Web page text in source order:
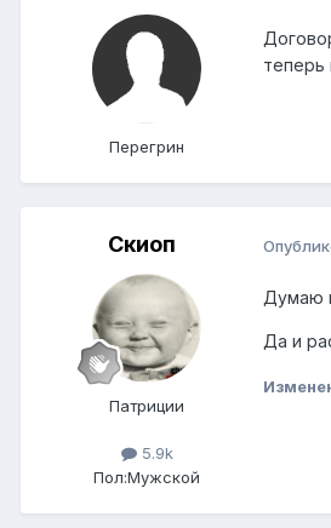
Перегрин
теперь
Скиоп
Патриции
5.9k
Пол:Мужской
Думаю
Да и